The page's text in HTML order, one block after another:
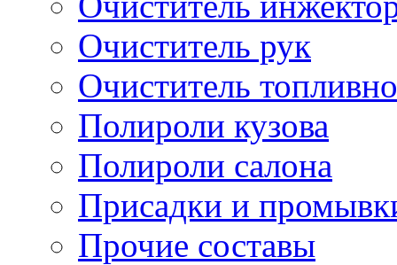
Очиститель рук
Очиститель
Полироли кузова
Полироли салона
Присадки и
Прочие составы